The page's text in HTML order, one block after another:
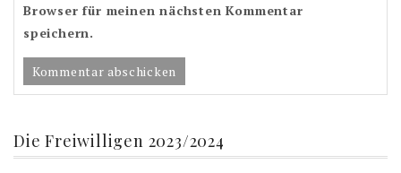
Browser für meinen nächsten Kommentar
speichern.
Die Freiwilligen 2023/2024